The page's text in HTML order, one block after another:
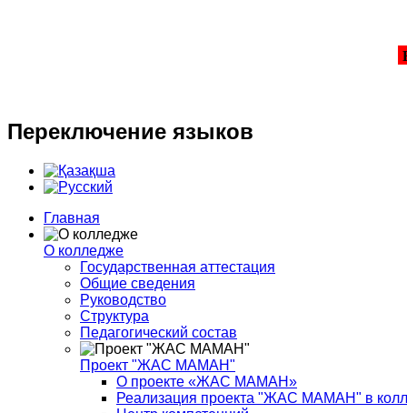
Переключение языков
Главная
О колледже
Государственная аттестация
Общие сведения
Руководство
Структура
Педагогический состав
Проект "ЖАС МАМАН"
О проекте «ЖАС МАМАН»
Реализация проекта "ЖАС МАМАН" в